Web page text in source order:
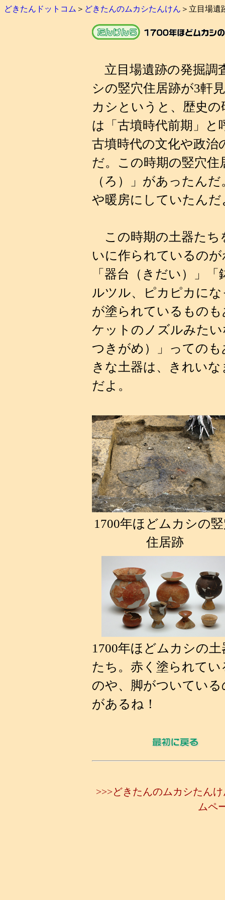
どきたんドットコム ＞ どきたんのムカシたんけん ＞立目場遺
立目場遺跡の発掘調
シの竪穴住居跡が3軒
カシというと、歴史
は「古墳時代前期」
古墳時代の文化や政
だ。この時期の竪穴
（ろ）」があったん
や暖房にしていたんだ
この時期の土器たち
いに作られているの
「器台（きだい）」
ルツル、ピカピカに
が塗られているもの
ケットのノズルみた
つきがめ）」っての
きな土器は、きれい
だよ。
1700年ほどムカシの
住居跡
1700年ほどムカシの土
たち。赤く塗られてい
のや、脚がついている
があるね！
>>>どきたんのムカシたん
ムペ